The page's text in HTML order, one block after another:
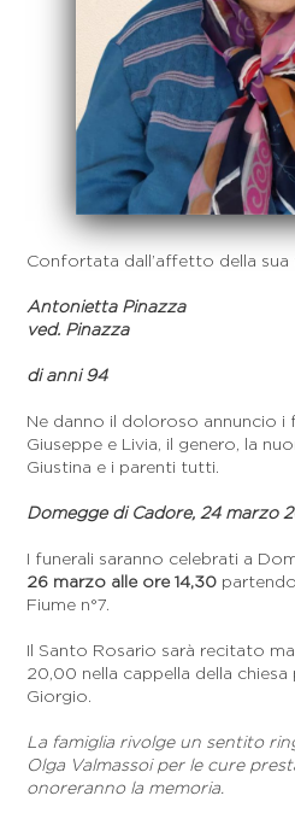
Confortata dall’affetto della sua
Antonietta Pinazza
ved. Pinazza
di anni 94
Ne danno il doloroso annuncio i
Giuseppe e Livia, il genero, la
Giustina e i parenti tutti.
Domegge di Cadore, 24 marzo
I funerali saranno celebrati a
26 marzo alle ore 14,30
Fiume n°7.
Il Santo Rosario sarà recitato
20,00 nella cappella della chiesa
Giorgio.
La famiglia rivolge un sentito
Olga Valmassoi per le cure
onoreranno la memoria.